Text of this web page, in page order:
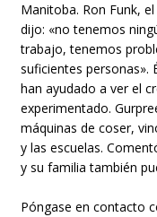
Manitoba. Ron Funk,
dijo: «no tenemos
trabajo, tenemos
suficientes personas».
han ayudado a ver el
experimentado.
máquinas de coser,
y las escuelas.
y su familia también
Póngase en contacto